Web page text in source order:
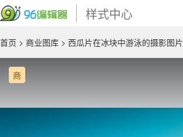
样式中心
首页 > 商业图库 > 西瓜片在冰块中游泳的摄影图片
商